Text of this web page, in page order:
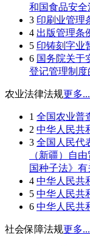
和国食品安全
3 印刷业管理
4 出版管理条
5 印铸刻字业
6 国务院关于
登记管理制度
农业法律法规更多...
1 全国农业普
2 中华人民共
3 全国人民代
（新疆）自
国种子法》
4 中华人民共
5 中华人民共
6 中华人民共
社会保障法规更多...